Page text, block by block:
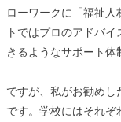
ローワークに「福祉
トではプロのアドバ
きるようなサポート体
ですが、私がお勧めし
です。学校にはそれぞ